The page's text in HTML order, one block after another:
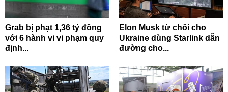
Grab bị phạt 1,36 tỷ đồng
với 6 hành vi vi phạm quy
định...
Elon Musk từ chối cho
Ukraine dùng Starlink dẫn
đường cho...